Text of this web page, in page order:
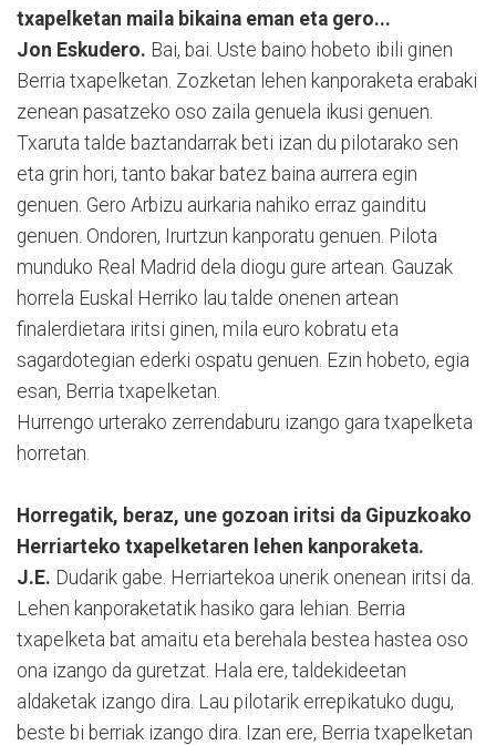
txapelketan maila bikaina eman eta gero...
Jon Eskudero. Bai, bai. Uste baino hobeto ibili ginen
Berria txapelketan. Zozketan lehen kanporaketa erabaki
zenean pasatzeko oso zaila genuela ikusi genuen.
Txaruta talde baztandarrak beti izan du pilotarako sen
eta grin hori, tanto bakar batez baina aurrera egin
genuen. Gero Arbizu aurkaria nahiko erraz gainditu
genuen. Ondoren, Irurtzun kanporatu genuen. Pilota
munduko Real Madrid dela diogu gure artean. Gauzak
horrela Euskal Herriko lau talde onenen artean
finalerdietara iritsi ginen, mila euro kobratu eta
sagardotegian ederki ospatu genuen. Ezin hobeto, egia
esan, Berria txapelketan.
Hurrengo urterako zerrendaburu izango gara txapelketa
horretan.
Horregatik, beraz, une gozoan iritsi da Gipuzkoako
Herriarteko txapelketaren lehen kanporaketa.
J.E. Dudarik gabe. Herriartekoa unerik onenean iritsi da.
Lehen kanporaketatik hasiko gara lehian. Berria
txapelketa bat amaitu eta berehala bestea hastea oso
ona izango da guretzat. Hala ere, taldekideetan
aldaketak izango dira. Lau pilotarik errepikatuko dugu,
beste bi berriak izango dira. Izan ere, Berria txapelketan